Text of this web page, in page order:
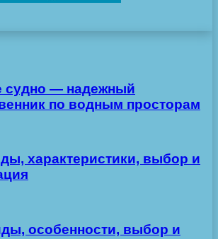
судно — надежный
по водным просторам
характеристики, выбор и
особенности, выбор и